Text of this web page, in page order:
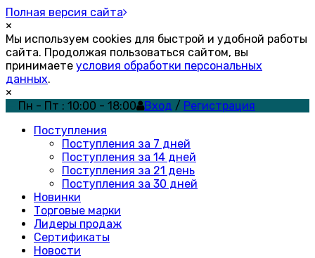
Полная версия сайта
×
Мы используем cookies для быстрой и удобной работы
сайта. Продолжая пользоваться сайтом, вы
принимаете условия обработки персональных
данных.
×
Пн - Пт : 10:00 - 18:00
Вход / Регистрация
Поступления
Поступления за 7 дней
Поступления за 14 дней
Поступления за 21 день
Поступления за 30 дней
Новинки
Торговые марки
Лидеры продаж
Сертификаты
Новости